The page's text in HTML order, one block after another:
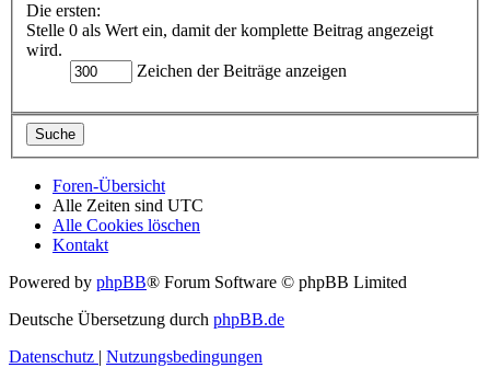
Die ersten:
Stelle 0 als Wert ein, damit der komplette Beitrag angezeigt
wird.
Zeichen der Beiträge anzeigen
Foren-Übersicht
Alle Zeiten sind UTC
Alle Cookies löschen
Kontakt
Powered by phpBB® Forum Software © phpBB Limited
Deutsche Übersetzung durch phpBB.de
Datenschutz | Nutzungsbedingungen